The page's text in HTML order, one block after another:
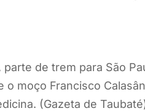
de trem para São
moço Francisco
(Gazeta de